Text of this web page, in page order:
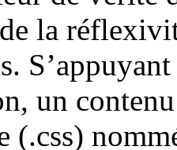
la
un
(.css)